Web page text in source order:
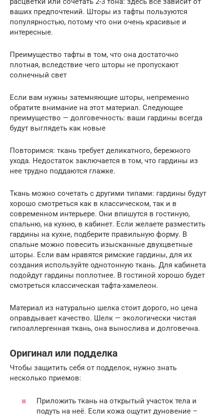
ваших предпочтений. Шторы из тафты пользуются
популярностью, потому что они очень красивые и
интересные.
Преимущество тафты в том, что она достаточно
плотная, вследствие чего шторы не пропускают
солнечный свет
Если вам нужны затемняющие шторы, непременно
обратите внимание на этот материал. Следующее
преимущество — долговечность: ваши гардины всегда
будут выглядеть как новые
Повторимся: ткань требует деликатного, бережного
ухода. Недостаток заключается в том, что гардины из
нее трудно поддаются глажке.
Ткань можно сочетать с другими типами: гардины будут
хорошо смотреться как в классическом, так и в
современном интерьере. Они впишутся в гостиную,
спальню, на кухню, в кабинет. Если желаете разместить
гардины на кухне, подберите правильную форму. В
спальне можно повесить изысканные двухцветные
шторы. Если вам нравятся римские гардины, для их
создания используйте однотонную ткань. Для кабинета
подойдут гардины поплотнее. В гостиной хорошо будет
смотреться классическая тафта-хамелеон.
Материал из натурально шелка стоит дорого, но цена
оправдывает качество. Шелк — экологически чистая
гипоаллергенная ткань, она вынослива и долговечна.
Оригинал или подделка
Чтобы защитить себя от подделок, нужно знать
несколько приемов:
Приложить ткань на открытый участок тела и
подуть на неё. Если кожа ощутит дуновение –